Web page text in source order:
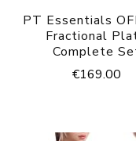
PT Essentials
Fractional
Complete
€169.00